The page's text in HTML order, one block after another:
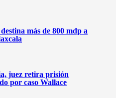
más de 800 mdp a
juez retira prisión
por caso Wallace